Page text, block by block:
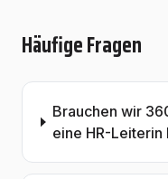
Häufige Fragen
Brauchen wir
eine HR-Leiterin